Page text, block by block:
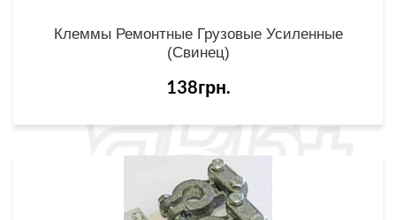
Клеммы Ремонтные Грузовые Усиленные
(свинец)
138грн.